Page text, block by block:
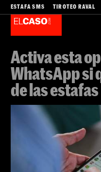
ESTAFA SMS TIROTEO RAVAL
Activa esta
WhatsApp si
de las estafas